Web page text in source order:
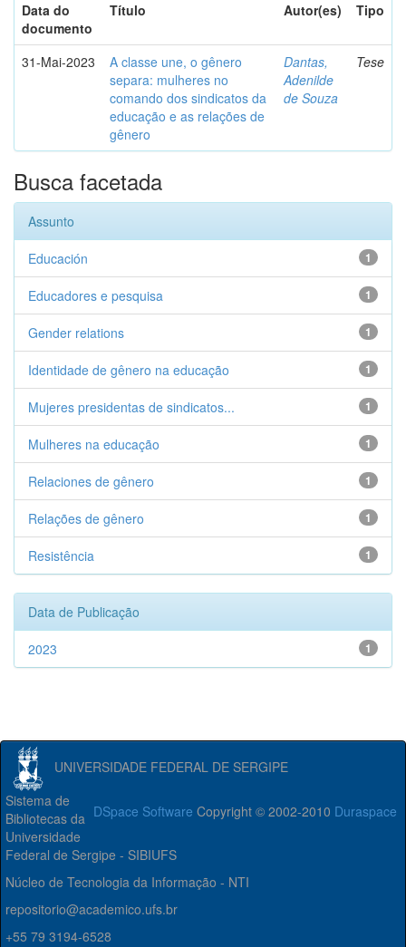
Data do
documento
Título Autor(es) Tipo
31-Mai-2023
A classe une, o gênero
separa: mulheres no
comando dos sindicatos da
educação e as relações de
gênero
Dantas,
Adenilde
de Souza
Tese
Busca facetada
Assunto
1
Educación
1
Educadores e pesquisa
1
Gender relations
1
Identidade de gênero na educação
1
Mujeres presidentas de sindicatos...
1
Mulheres na educação
1
Relaciones de gênero
1
Relações de gênero
1
Resistência
Data de Publicação
1
2023
UNIVERSIDADE FEDERAL DE SERGIPE
DSpace Software Copyright © 2002-2010 Duraspace
Sistema de
Bibliotecas da
Universidade
Federal de Sergipe - SIBIUFS
Núcleo de Tecnologia da Informação - NTI
repositorio@academico.ufs.br
+55 79 3194-6528